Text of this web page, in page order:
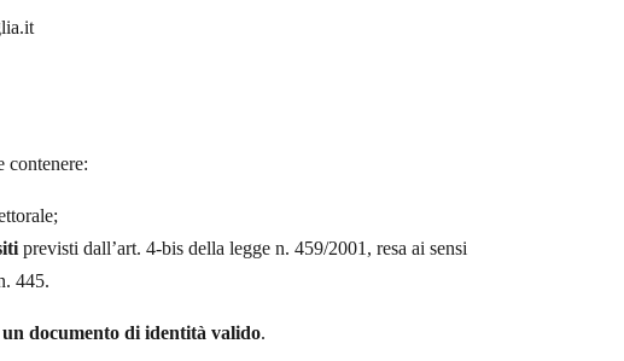
contenere:
previsti dall’art. 4-bis della legge n. 459/2001, resa ai sensi
445.
documento di identità valido.